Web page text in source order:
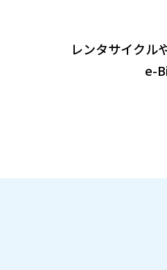
レンタサイクル
e-